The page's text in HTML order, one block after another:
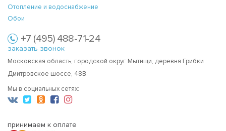
Отопление и водоснабжение
Обои
+7 (495) 488-71-24
заказать звонок
Московская область, городской округ Мытищи, деревня Грибки
Дмитровское шоссе, 48В
Мы в социальных сетях:
принимаем к оплате